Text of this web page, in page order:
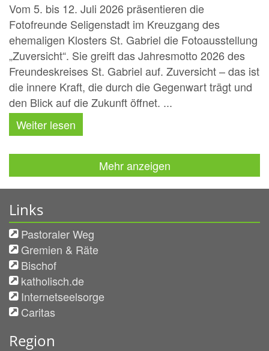
Vom 5. bis 12. Juli 2026 präsentieren die
Fotofreunde Seligenstadt im Kreuzgang des
ehemaligen Klosters St. Gabriel die Fotoausstellung
„Zuversicht“. Sie greift das Jahresmotto 2026 des
Freundeskreises St. Gabriel auf. Zuversicht – das ist
die innere Kraft, die durch die Gegenwart trägt und
den Blick auf die Zukunft öffnet. ...
Weiter lesen
Mehr anzeigen
Links
Pastoraler Weg
Gremien & Räte
Bischof
katholisch.de
Internetseelsorge
Caritas
Region